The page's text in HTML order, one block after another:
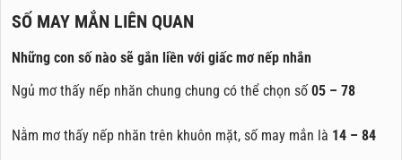
SỐ MAY MẮN LIÊN QUAN
Những con số nào sẽ gắn liền với giấc mơ nếp nhắn
Ngủ mơ thấy nếp nhăn chung chung có thể chọn số 05 – 78
Nằm mơ thấy nếp nhăn trên khuôn mặt, số may mắn là 14 – 84